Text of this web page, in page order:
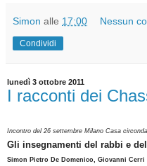
Simon alle 17:00 Nessun
Condividi
lunedì 3 ottobre 2011
I racconti dei
Incontro del 26 settembre Milano Casa
Gli insegnamenti del rabbi e
Simon Pietro De Domenico, Giovanni Cerri